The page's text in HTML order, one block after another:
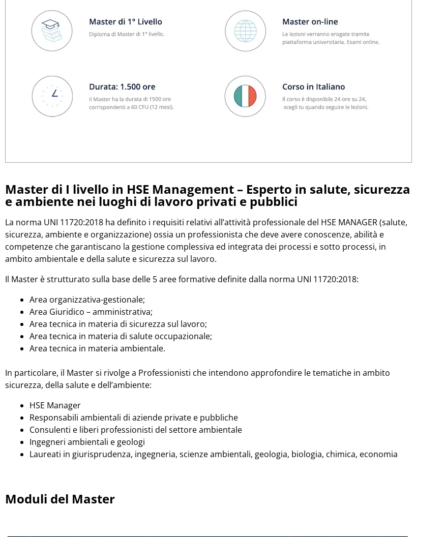
Master di I livello in HSE Management – Esperto in salute, sicurezza
e ambiente nei luoghi di lavoro privati e pubblici
La norma UNI 11720:2018 ha definito i requisiti relativi all’attività professionale del HSE MANAGER (salute,
sicurezza, ambiente e organizzazione) ossia un professionista che deve avere conoscenze, abilità e
competenze che garantiscano la gestione complessiva ed integrata dei processi e sotto processi, in
ambito ambientale e della salute e sicurezza sul lavoro.
Il Master è strutturato sulla base delle 5 aree formative definite dalla norma UNI 11720:2018:
Area organizzativa-gestionale;
Area Giuridico – amministrativa;
Area tecnica in materia di sicurezza sul lavoro;
Area tecnica in materia di salute occupazionale;
Area tecnica in materia ambientale.
In particolare, il Master si rivolge a Professionisti che intendono approfondire le tematiche in ambito
sicurezza, della salute e dell’ambiente:
HSE Manager
Responsabili ambientali di aziende private e pubbliche
Consulenti e liberi professionisti del settore ambientale
Ingegneri ambientali e geologi
Laureati in giurisprudenza, ingegneria, scienze ambientali, geologia, biologia, chimica, economia
Moduli del Master